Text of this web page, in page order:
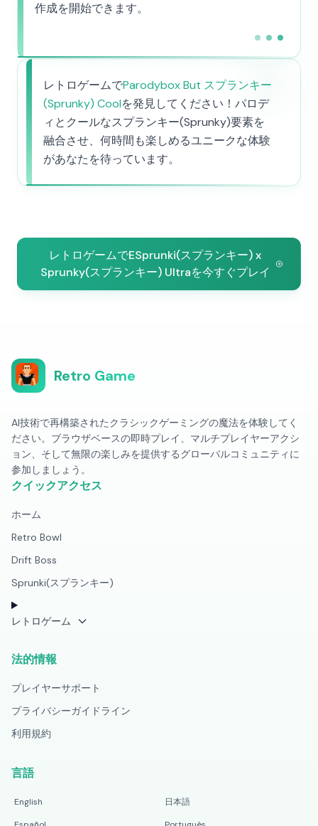
作成を開始できます。
レトロゲームでParodybox But スプランキー
(Sprunky) Coolを発見してください！パロデ
ィとクールなスプランキー(Sprunky)要素を
融合させ、何時間も楽しめるユニークな体験
があなたを待っています。
レトロゲームでESprunki(スプランキー) x
Sprunky(スプランキー) Ultraを今すぐプレイ
Retro Game
AI技術で再構築されたクラシックゲーミングの魔法を体験してく
ださい。ブラウザベースの即時プレイ、マルチプレイヤーアクシ
ョン、そして無限の楽しみを提供するグローバルコミュニティに
参加しましょう。
クイックアクセス
ホーム
Retro Bowl
Drift Boss
Sprunki(スプランキー)
レトロゲーム
法的情報
プレイヤーサポート
プライバシーガイドライン
利用規約
言語
English
日本語